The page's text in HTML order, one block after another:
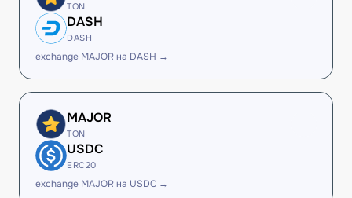
TON
DASH
DASH
exchange MAJOR на DASH →
MAJOR
TON
USDC
ERC20
exchange MAJOR на USDC →